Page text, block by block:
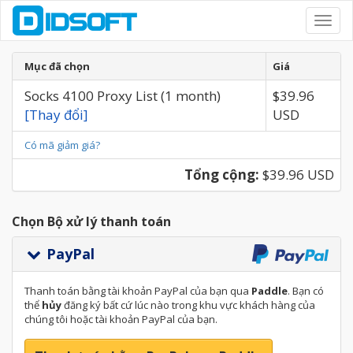
Mục đã chọn Giá
Socks 4100 Proxy List (1 month)
[Thay đổi]
$39.96
USD
Có mã giảm giá?
Tổng cộng: $39.96 USD
Chọn Bộ xử lý thanh toán
PayPal
Thanh toán bằng tài khoản PayPal của bạn qua Paddle. Bạn có
thể hủyđăng ký bất cứ lúc nào trong khu vực khách hàng của
chúng tôi hoặc tài khoản PayPal của bạn.